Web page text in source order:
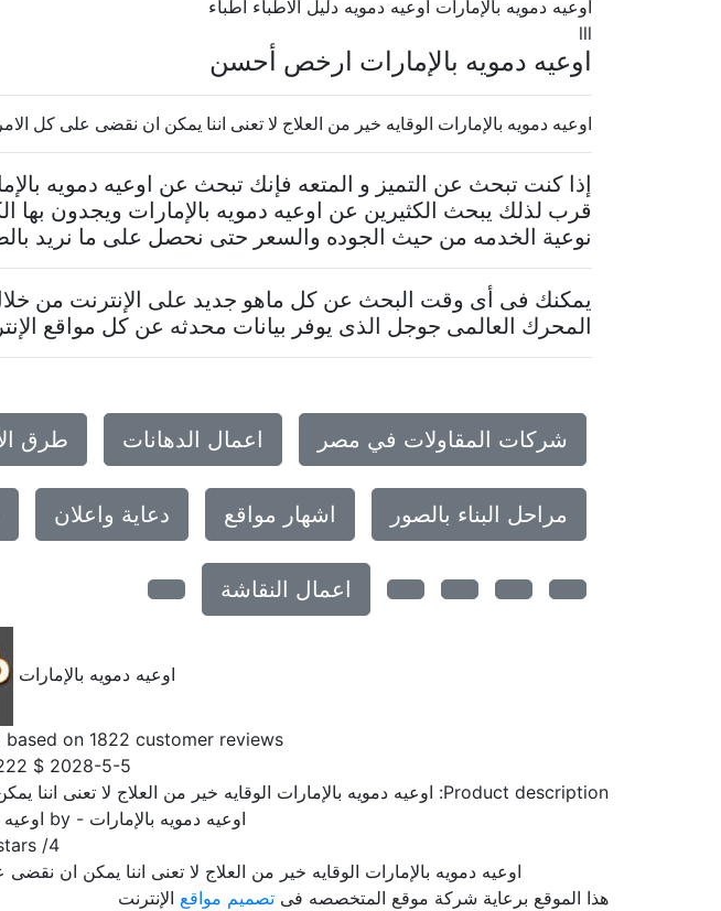
اوعيه دمويه بالإمارات اوعيه دمويه دليل الاطباء أطباء
lll
اوعيه دمويه بالإمارات ارخص أحسن
اوعيه دمويه بالإمارات الوقايه خير من العلاج لا تعنى اننا يمكن ان نقضى على كل
إذا كنت تبحث عن التميز و المتعه فإنك تبحث عن اوعيه دمويه
قرب لذلك يبحث الكثيرين عن اوعيه دمويه بالإمارات ويجدون
نوعية الخدمه من حيث الجوده والسعر حتى نحصل على ما نريد
يمكنك فى أى وقت البحث عن كل ماهو جديد على الإنترنت من
المحرك العالمى جوجل الذى يوفر بيانات محدثه عن كل مواقع
شركات المقاولات في مصر اعمال الدهانات طرق
مراحل البناء بالصور اشهار مواقع دعاية واعلان
اعمال النقاشة
اوعيه دمويه بالإمارات
based on 1822 customer reviews
2028-5-5
$
Product description: اوعيه دمويه بالإمارات الوقايه خير من العلاج لا تعنى اننا
اوعيه دمويه بالإمارات - by اوعيه
4
/
اوعيه دمويه بالإمارات الوقايه خير من العلاج لا تعنى اننا يمكن ان
هذا الموقع برعاية شركة موقع المتخصصه فى تصميم مواقع الإنترنت